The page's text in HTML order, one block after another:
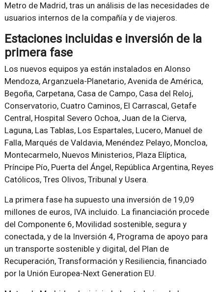
Metro de Madrid, tras un análisis de las necesidades de
usuarios internos de la compañía y de viajeros.
Estaciones incluidas e inversión de la
primera fase
Los nuevos equipos ya están instalados en Alonso
Mendoza, Arganzuela-Planetario, Avenida de América,
Begoña, Carpetana, Casa de Campo, Casa del Reloj,
Conservatorio, Cuatro Caminos, El Carrascal, Getafe
Central, Hospital Severo Ochoa, Juan de la Cierva,
Laguna, Las Tablas, Los Espartales, Lucero, Manuel de
Falla, Marqués de Valdavia, Menéndez Pelayo, Moncloa,
Montecarmelo, Nuevos Ministerios, Plaza Elíptica,
Príncipe Pío, Puerta del Ángel, República Argentina, Reyes
Católicos, Tres Olivos, Tribunal y Usera.
La primera fase ha supuesto una inversión de 19,09
millones de euros, IVA incluido. La financiación procede
del Componente 6, Movilidad sostenible, segura y
conectada, y de la Inversión 4, Programa de apoyo para
un transporte sostenible y digital, del Plan de
Recuperación, Transformación y Resiliencia, financiado
por la Unión Europea-Next Generation EU.